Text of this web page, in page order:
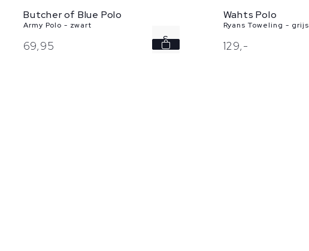
Butcher of Blue Polo
Army Polo - zwart
69,95 S
Wahts Polo
Ryans Toweling - grijs
129,-